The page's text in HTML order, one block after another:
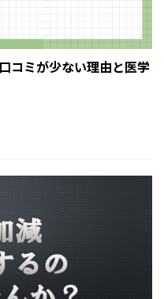
コミが少ない理由と医学